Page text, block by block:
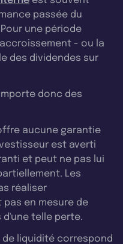
passée du
une période
- ou la
des dividendes sur
donc des
aucune garantie
est averti
et peut ne pas lui
Les
réaliser
en mesure de
telle perte.
de liquidité correspond